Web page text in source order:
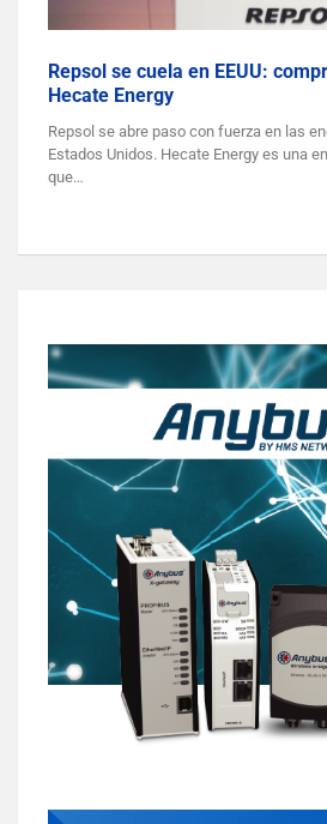
Repsol se cuela en EEUU:
Hecate Energy
Repsol se abre paso con fuerza en las
Estados Unidos. Hecate Energy es una
que…